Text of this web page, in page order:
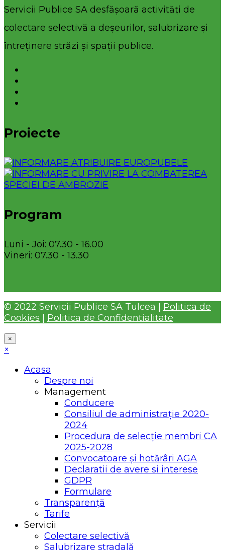
Servicii Publice SA desfășoară activități de
colectare selectivă a deșeurilor, salubrizare și
întreținere străzi și spații publice.
Proiecte
Program
Luni - Joi: 07.30 - 16.00
Vineri: 07.30 - 13.30
© 2022 Servicii Publice SA Tulcea | Politica de
Cookies
Politica de Confidentialitate
×
×
Acasa
Despre noi
Management
Conducere
Consiliul de administrație 2020-
2024
Procedura de selecție membri CA
2025-2028
Convocatoare și hotărâri AGA
Declaratii de avere si interese
GDPR
Formulare
Transparență
Tarife
Servicii
Colectare selectivă
Salubrizare stradală